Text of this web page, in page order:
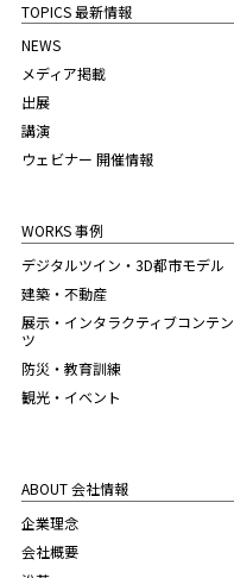
TOPICS 最新情報
NEWS
メディア掲載
出展
講演
ウェビナー 開催情報
WORKS 事例
デジタルツイン・3D都市モデル
建築・不動産
展示・インタラクティブコンテン
ツ
防災・教育訓練
観光・イベント
ABOUT 会社情報
企業理念
会社概要